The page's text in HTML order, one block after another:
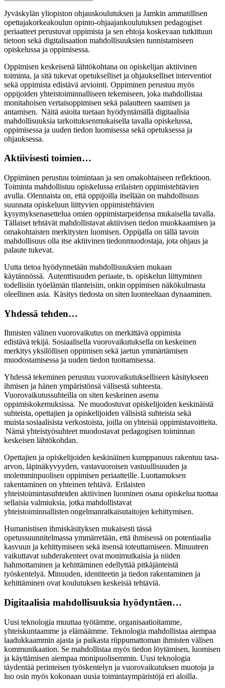
Jyväskylän yliopiston ohjauskoulutuksen ja Jamkin ammatillisen
opettajakorkeakoulun opinto-ohjaajankoulutuksen pedagogiset
periaatteet perustuvat oppimista ja sen ehtoja koskevaan tutkittuun
tietoon sekä digitalisaation mahdollisuuksien tunnistamiseen
opiskelussa ja oppimisessa.
Oppimisen keskeisenä lähtökohtana on opiskelijan aktiivinen
toiminta, ja sitä tukevat opetukselliset ja ohjaukselliset interventiot
sekä oppimista edistävä arviointi. Oppiminen perustuu myös
oppijoiden yhteistoiminnalliseen tekemiseen, joka mahdollistaa
monitahoisen vertaisoppimisen sekä palautteen saamisen ja
antamisen. Näitä asioita tuetaan hyödyntämällä digitaalisia
mahdollisuuksia tarkoituksenmukaisella tavalla opiskelussa,
oppimisessa ja uuden tiedon luomisessa sekä opetuksessa ja
ohjauksessa.
Aktiivisesti toimien…
Oppiminen perustuu toimintaan ja sen omakohtaiseen reflektioon.
Toiminta mahdollistuu opiskelussa erilaisten oppimistehtävien
avulla. Olennaista on, että oppijoilla itsellään on mahdollisuus
suunnata opiskeluun liittyvien oppimistehtävien
kysymyksenasettelua omien oppimistarpeidensa mukaisella tavalla.
Tällaiset tehtävät mahdollistavat aktiivisen tiedon muokkaamisen ja
omakohtaisten merkitysten luomisen. Oppijalla on tällä tavoin
mahdollisuus olla itse aktiivinen tiedonmuodostaja, jota ohjaus ja
palaute tukevat.
Uutta tietoa hyödynnetään mahdollisuuksien mukaan
käytännössä. Autenttisuuden periaate, ts. opiskelun liittyminen
todellisiin työelämän tilanteisiin, onkin oppimisen näkökulmasta
oleellinen asia. Käsitys tiedosta on siten luonteeltaan dynaaminen.
Yhdessä tehden…
Ihmisten välinen vuorovaikutus on merkittävä oppimista
edistävä tekijä. Sosiaalisella vuorovaikutuksella on keskeinen
merkitys yksilöllisen oppimisen sekä jaetun ymmärtämisen
muodostamisessa ja uuden tiedon tuottamisessa.
Yhdessä tekeminen perustuu vuorovaikutukselliseen käsitykseen
ihmisen ja hänen ympäristönsä välisestä suhteesta.
Vuorovaikutussuhteilla on siten keskeinen asema
oppimiskokemuksissa. Ne muodostuvat opiskelijoiden keskinäistä
suhteista, opettajien ja opiskelijoiden välisistä suhteista sekä
muista sosiaalisista verkostoista, joilla on yhteisiä oppimistavoitteita.
Nämä yhteistyösuhteet muodostavat pedagogisen toiminnan
keskeisen lähtökohdan.
Opettajien ja opiskelijoiden keskinäinen kumppanuus rakentuu tasa-
arvon, läpinäkyvyyden, vastavuoroisen vastuullisuuden ja
molemminpuolisen oppimisen periaatteille. Luottamuksen
rakentaminen on yhteinen tehtävä. Erilaisten
yhteistoimintasuhteiden aktiivinen luominen osana opiskelua tuottaa
sellaisia valmiuksia, jotka mahdollistavat
yhteistoiminnallisten ongelmanratkaisutaitojen kehittymisen.
Humanistisen ihmiskäsityksen mukaisesti tässä
opetussuunnitelmassa ymmärretään, että ihmisessä on potentiaalia
kasvuun ja kehittymiseen sekä itsensä toteuttamiseen. Minuuteen
vaikuttavat suhderakenteet ovat monimutkaisia ja niiden
hahmottaminen ja kehittäminen edellyttää pitkäjänteistä
työskentelyä. Minuuden, identiteetin ja tiedon rakentaminen ja
kehittäminen ovat koulutuksen keskeisiä tehtäviä.
Digitaalisia mahdollisuuksia hyödyntäen…
Uusi teknologia muuttaa työtämme, organisaatioitamme,
yhteiskuntaamme ja elämäämme. Teknologia mahdollistaa aiempaa
laadukkaammin ajasta ja paikasta riippumattoman ihmisten välisen
kommunikaation. Se mahdollistaa myös tiedon löytämisen, luomisen
ja käyttämisen aiempaa monipuolisemmin. Uusi teknologia
täydentää perinteisen työskentelyn ja vuorovaikutuksen muotoja ja
luo osin myös kokonaan uusia toimintaympäristöjä eri aloilla.